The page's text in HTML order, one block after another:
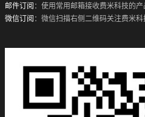
邮件订阅 ：使用常用邮箱接收费米科技的产
微信订阅 ：微信扫描右侧二维码关注费米